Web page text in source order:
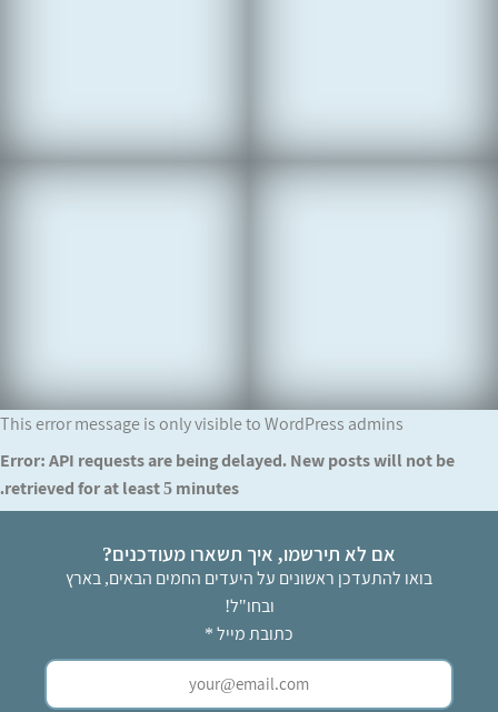
This error message is only visible to WordPress admins
Error: API requests are being delayed. New posts will not be
retrieved for at least 5 minutes.
אם לא תירשמו, איך תשארו מעודכנים?
בואו להתעדכן ראשונים על היעדים החמים הבאים, בארץ
ובחו"ל!
כתובת מייל*